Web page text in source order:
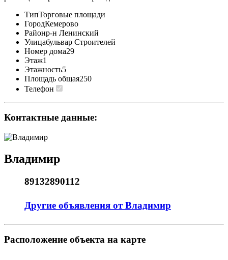
ТипТорговые площади
ГородКемерово
Районр-н Ленинский
Улицабульвар Строителей
Номер дома29
Этаж1
Этажность5
Площадь общая250
Телефон
Контактные данные:
Владимир
89132890112
Другие объявления от Владимир
Pасположение объекта на карте